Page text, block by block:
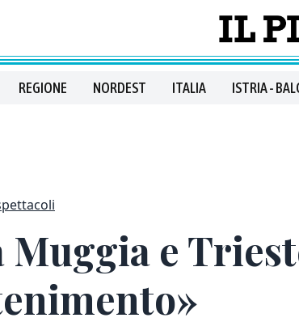
REGIONE NORDEST ITALIA ISTRIA -
Muggia e